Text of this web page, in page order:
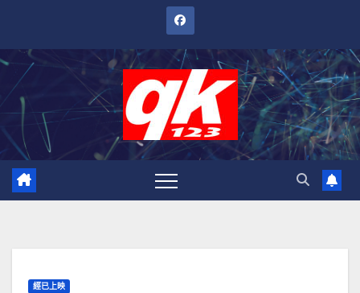
內
經已上映